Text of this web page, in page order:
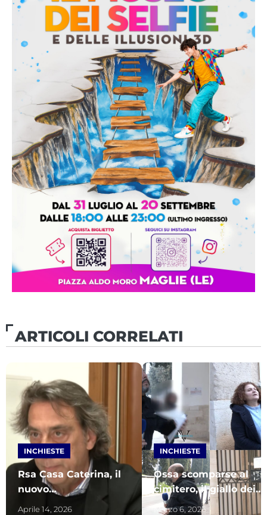
ARTICOLI CORRELATI
INCHIESTE
Rsa Casa Caterina, il
nuovo
amministratore:
Aprile 14, 2026
INCHIESTE
Ossa scomparse al
cimitero, il giallo dei
loculi. Sale la
Marzo 6, 2026